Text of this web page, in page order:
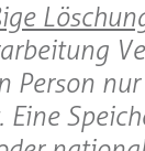
Person
Eine